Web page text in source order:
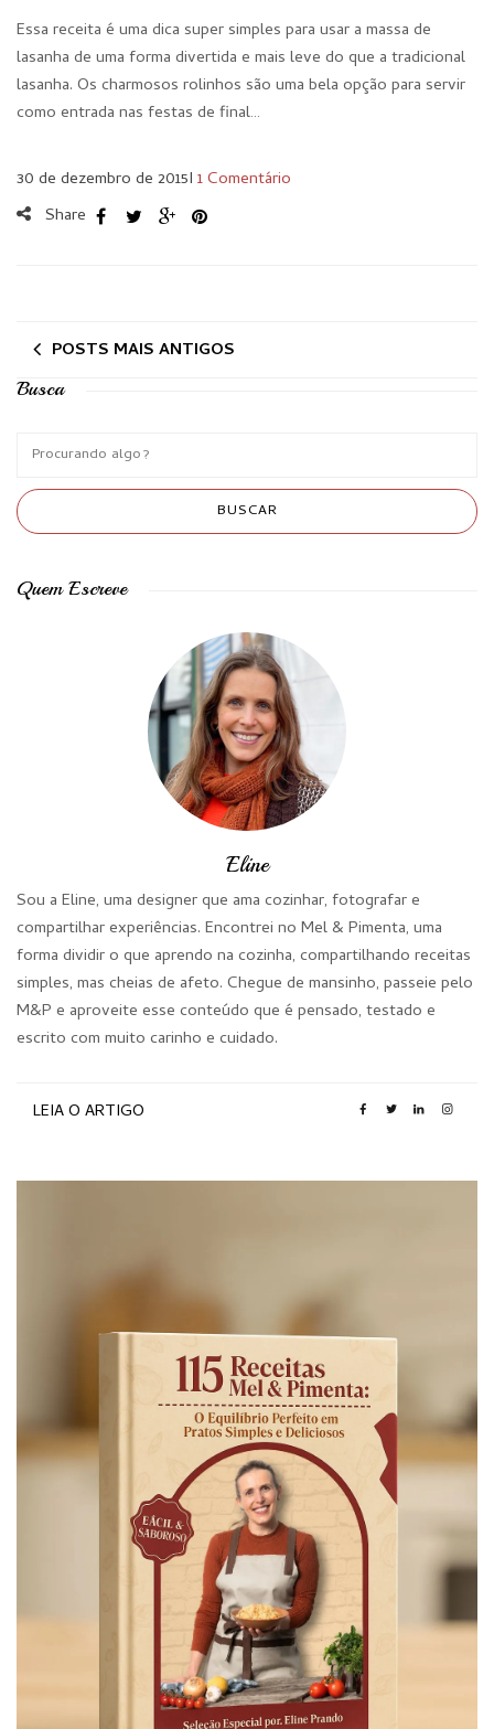
Essa receita é uma dica super simples para usar a massa de
lasanha de uma forma divertida e mais leve do que a tradicional
lasanha. Os charmosos rolinhos são uma bela opção para servir
como entrada nas festas de final…
30 de dezembro de 2015I 1 Comentário
Share
POSTS MAIS ANTIGOS
Busca
Quem Escreve
Eline
Sou a Eline, uma designer que ama cozinhar, fotografar e
compartilhar experiências. Encontrei no Mel & Pimenta, uma
forma dividir o que aprendo na cozinha, compartilhando receitas
simples, mas cheias de afeto. Chegue de mansinho, passeie pelo
M&P e aproveite esse conteúdo que é pensado, testado e
escrito com muito carinho e cuidado.
LEIA O ARTIGO